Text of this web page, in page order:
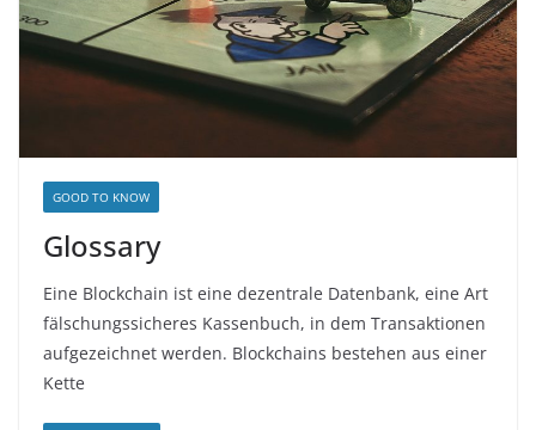
GOOD TO KNOW
Glossary
Eine Blockchain ist eine dezentrale Datenbank, eine Art
fälschungssicheres Kassenbuch, in dem Transaktionen
aufgezeichnet werden. Blockchains bestehen aus einer
Kette